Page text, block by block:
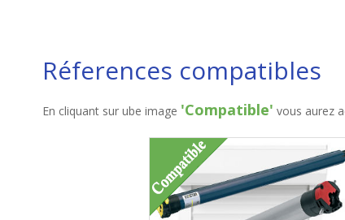
Réferences compatibles
En cliquant sur ube image 'Compatible' vous aurez